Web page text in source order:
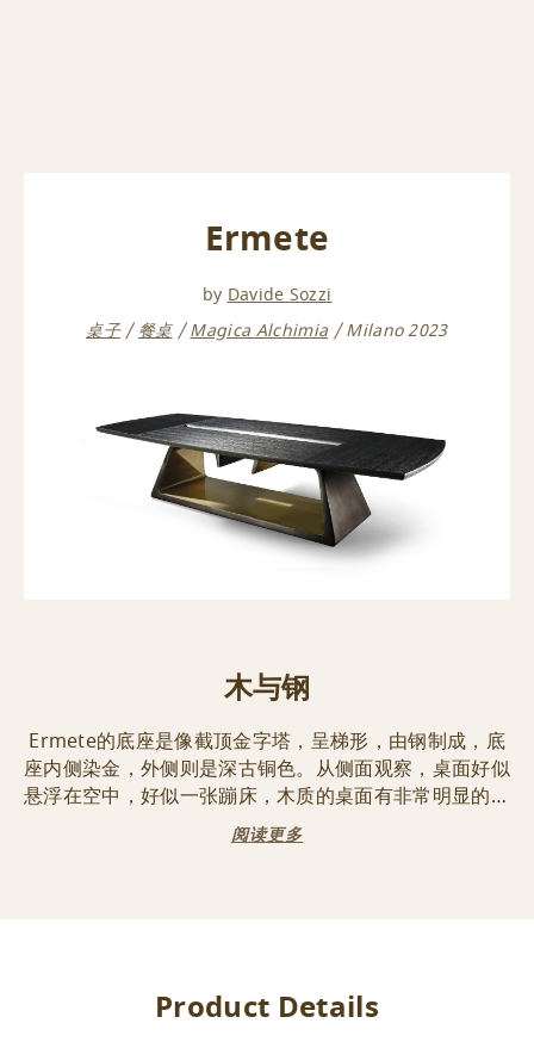
Ermete
by Davide Sozzi
桌子
餐桌 Magica Alchimia Milano 2023
木与钢
Ermete的底座是像截顶金字塔，呈梯形，由钢制成，底
座内侧染金，外侧则是深古铜色。从侧面观察，桌面好似
悬浮在空中，好似一张蹦床，木质的桌面有非常明显的悬
角和圆角。
此外Ermete还 隐藏着一个惊喜：桌面中间开了一条缝，
阅读更多
Product Details